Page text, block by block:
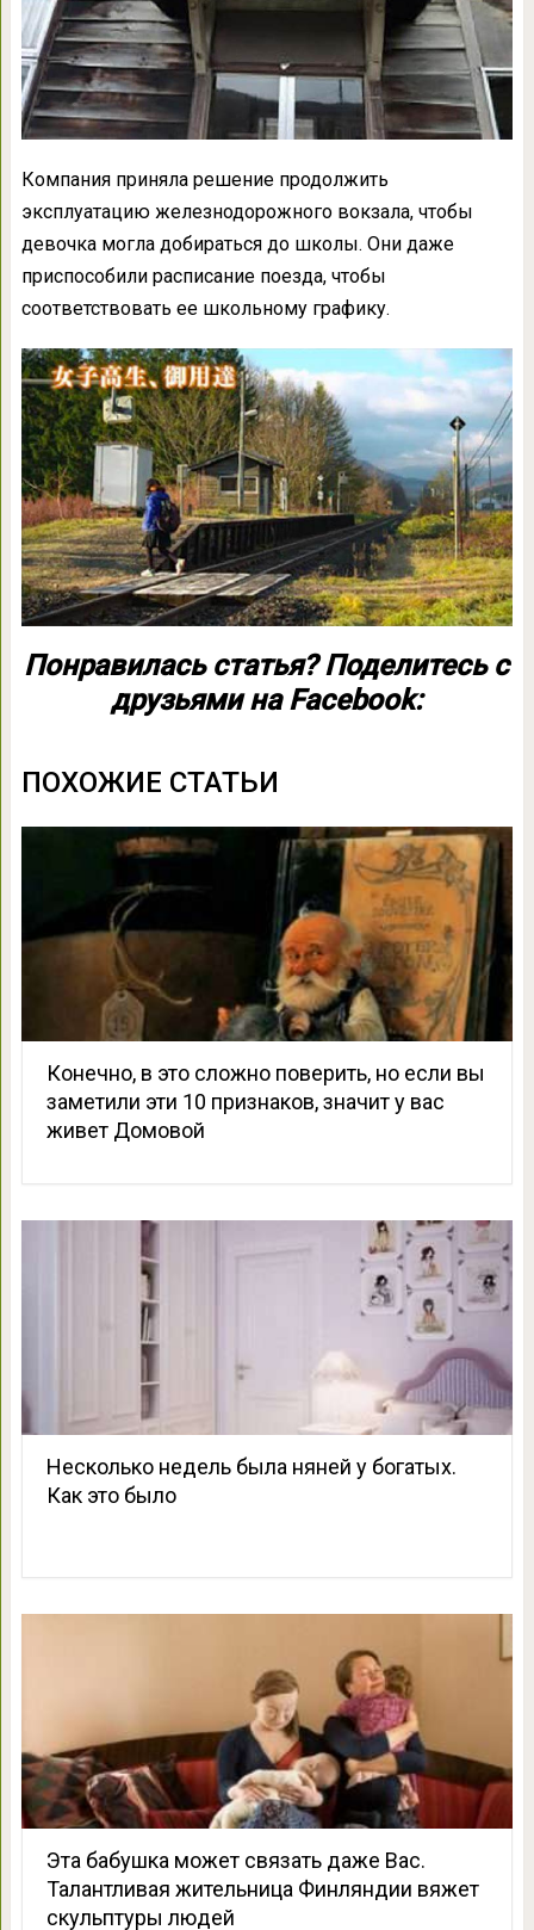
Компания приняла решение продолжить
эксплуатацию железнодорожного вокзала, чтобы
девочка могла добираться до школы. Они даже
приспособили расписание поезда, чтобы
соответствовать ее школьному графику.
Понравилась статья? Поделитесь с
друзьями на Facebook:
ПОХОЖИЕ СТАТЬИ
Конечно, в это сложно поверить, но если вы
заметили эти 10 признаков, значит у вас
живет Домовой
Несколько недель была няней у богатых.
Как это было
Эта бабушка может связать даже Вас.
Талантливая жительница Финляндии вяжет
скульптуры людей